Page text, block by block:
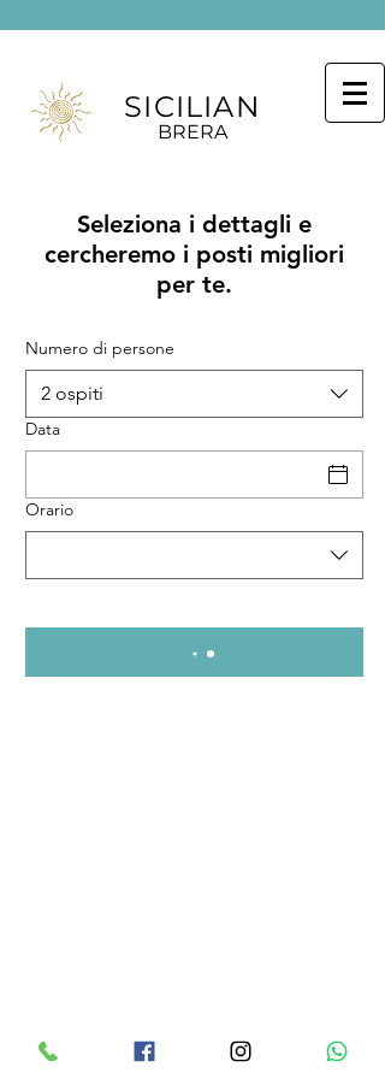
SICILIAN
BRERA
Seleziona i dettagli e
cercheremo i posti migliori
per te.
Numero di persone
2 ospiti
Data
Orario